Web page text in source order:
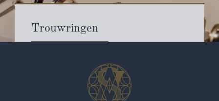
Trouwringen